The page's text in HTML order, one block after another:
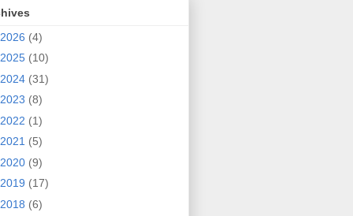
2026 (4)
2025 (10)
2024 (31)
2023 (8)
2022 (1)
2021 (5)
2020 (9)
2019 (17)
2018 (6)